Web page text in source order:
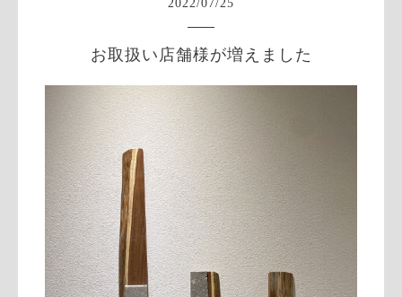
2022/07/25
お取扱い店舗様が増えました